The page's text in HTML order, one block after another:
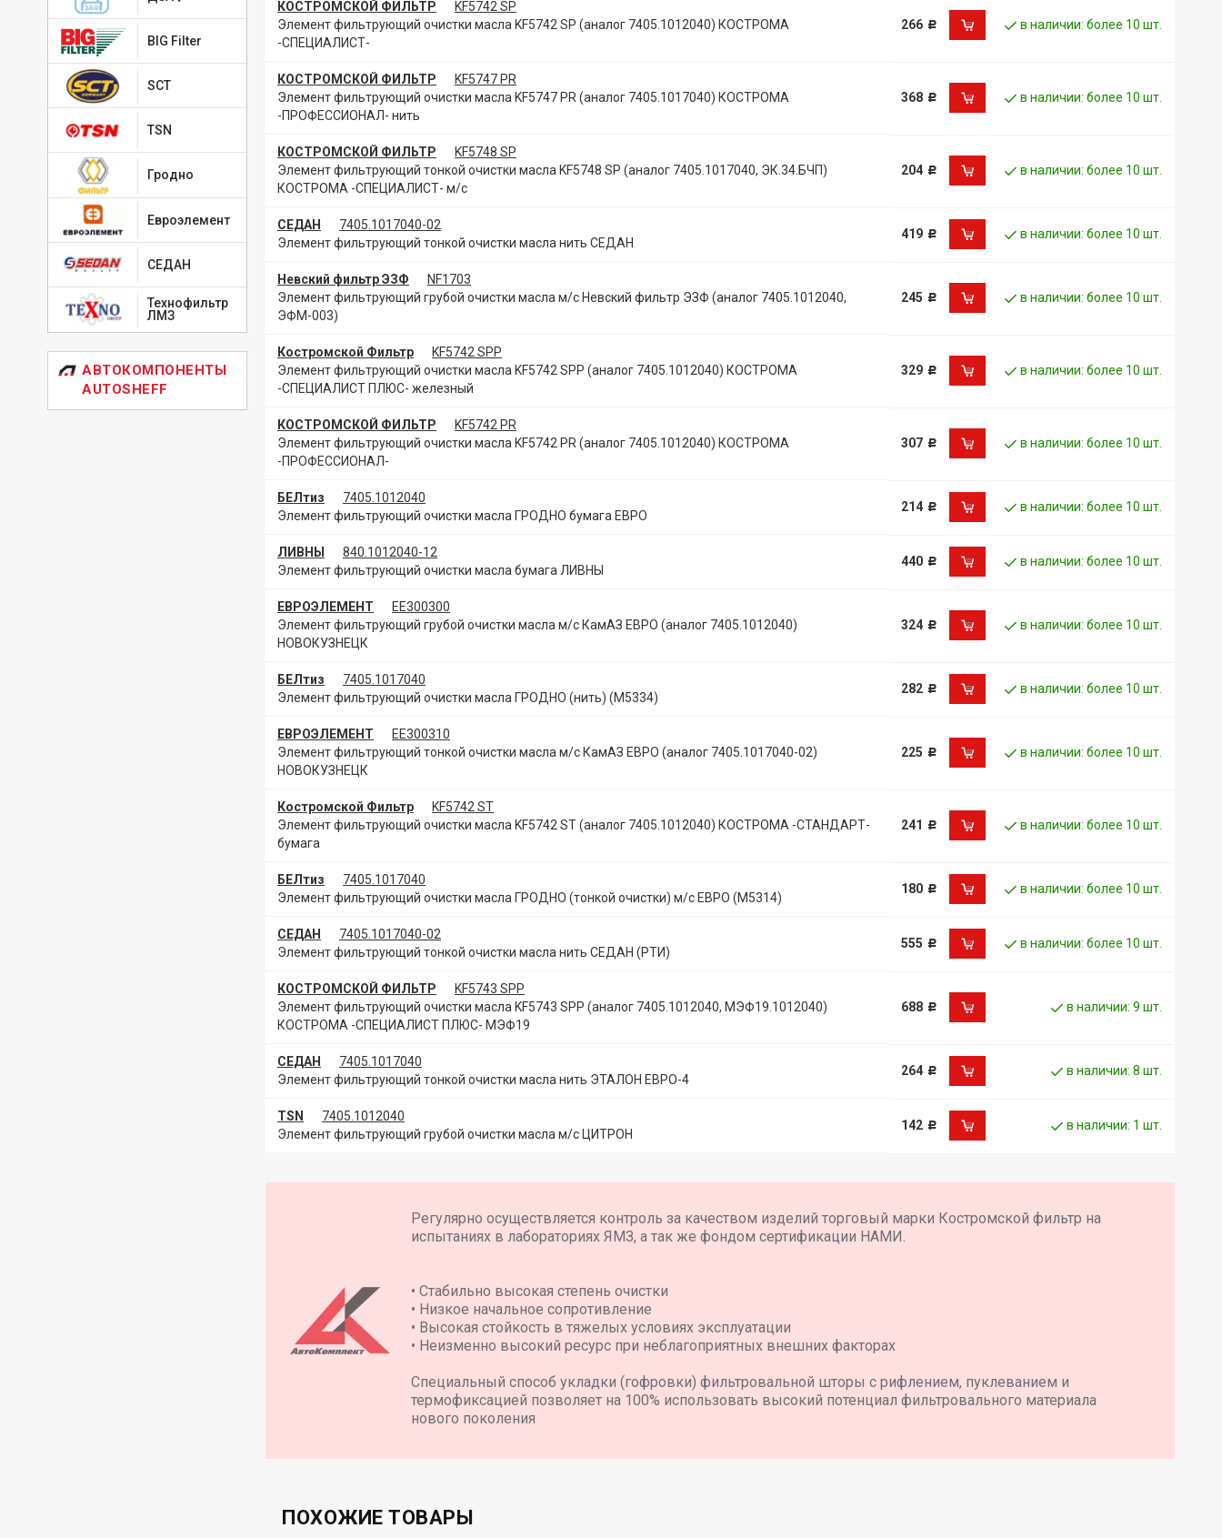
BIG Filter
SCT
TSN
Гродно
Евроэлемент
СЕДАН
Технофильтр
ЛМЗ
АВТОКОМПОНЕНТЫ
AUTOSHEFF
КОСТРОМСКОЙ ФИЛЬТР
KF5742 SP
Элемент фильтрующий очистки масла KF5742 SP (аналог 7405.1012040) КОСТРОМА
-СПЕЦИАЛИСТ-
266 Р в наличии: более 10 шт.
КОСТРОМСКОЙ ФИЛЬТР
KF5747 PR
Элемент фильтрующий очистки масла KF5747 PR (аналог 7405.1017040) КОСТРОМА
-ПРОФЕССИОНАЛ- нить
368 Р в наличии: более 10 шт.
КОСТРОМСКОЙ ФИЛЬТР
KF5748 SP
Элемент фильтрующий тонкой очистки масла KF5748 SP (аналог 7405.1017040, ЭК.34.БЧП)
КОСТРОМА -СПЕЦИАЛИСТ- м/с
204 Р в наличии: более 10 шт.
СЕДАН
7405.1017040-02
Элемент фильтрующий тонкой очистки масла нить СЕДАН
419 Р в наличии: более 10 шт.
Невский фильтр ЭЗФ
NF1703
Элемент фильтрующий грубой очистки масла м/с Невский фильтр ЭЗФ (аналог 7405.1012040,
ЭФМ-003)
245 Р в наличии: более 10 шт.
Костромской Фильтр
KF5742 SPP
Элемент фильтрующий очистки масла KF5742 SPP (аналог 7405.1012040) КОСТРОМА
-СПЕЦИАЛИСТ ПЛЮС- железный
329 Р в наличии: более 10 шт.
КОСТРОМСКОЙ ФИЛЬТР
KF5742 PR
Элемент фильтрующий очистки масла KF5742 PR (аналог 7405.1012040) КОСТРОМА
-ПРОФЕССИОНАЛ-
307 Р в наличии: более 10 шт.
БЕЛтиз
7405.1012040
Элемент фильтрующий очистки масла ГРОДНО бумага ЕВРО
214 Р в наличии: более 10 шт.
ЛИВНЫ
840.1012040-12
Элемент фильтрующий очистки масла бумага ЛИВНЫ
440 Р в наличии: более 10 шт.
ЕВРОЭЛЕМЕНТ
ЕЕ300300
Элемент фильтрующий грубой очистки масла м/с КамАЗ ЕВРО (аналог 7405.1012040)
НОВОКУЗНЕЦК
324 Р в наличии: более 10 шт.
БЕЛтиз
7405.1017040
Элемент фильтрующий очистки масла ГРОДНО (нить) (М5334)
282 Р в наличии: более 10 шт.
ЕВРОЭЛЕМЕНТ
ЕЕ300310
Элемент фильтрующий тонкой очистки масла м/с КамАЗ ЕВРО (аналог 7405.1017040-02)
НОВОКУЗНЕЦК
225 Р в наличии: более 10 шт.
Костромской Фильтр
KF5742 ST
Элемент фильтрующий очистки масла KF5742 ST (аналог 7405.1012040) КОСТРОМА -СТАНДАРТ-
бумага
241 Р в наличии: более 10 шт.
БЕЛтиз
7405.1017040
Элемент фильтрующий очистки масла ГРОДНО (тонкой очистки) м/с ЕВРО (М5314)
180 Р в наличии: более 10 шт.
СЕДАН
7405.1017040-02
Элемент фильтрующий тонкой очистки масла нить СЕДАН (РТИ)
555 Р в наличии: более 10 шт.
КОСТРОМСКОЙ ФИЛЬТР
KF5743 SPP
Элемент фильтрующий очистки масла KF5743 SPP (аналог 7405.1012040, МЭФ19.1012040)
КОСТРОМА -СПЕЦИАЛИСТ ПЛЮС- МЭФ19
688 Р в наличии: 9 шт.
СЕДАН
7405.1017040
Элемент фильтрующий тонкой очистки масла нить ЭТАЛОН ЕВРО-4
264 Р в наличии: 8 шт.
TSN
7405.1012040
Элемент фильтрующий грубой очистки масла м/с ЦИТРОН
142 Р в наличии: 1 шт.
Регулярно осуществляется контроль за качеством изделий торговый марки Костромской фильтр на
испытаниях в лабораториях ЯМЗ, а так же фондом сертификации НАМИ.
• Стабильно высокая степень очистки
• Низкое начальное сопротивление
• Высокая стойкость в тяжелых условиях эксплуатации
• Неизменно высокий ресурс при неблагоприятных внешних факторах
Специальный способ укладки (гофровки) фильтровальной шторы с рифлением, пуклеванием и
термофиксацией позволяет на 100% использовать высокий потенциал фильтровального материала
нового поколения
ПОХОЖИЕ ТОВАРЫ